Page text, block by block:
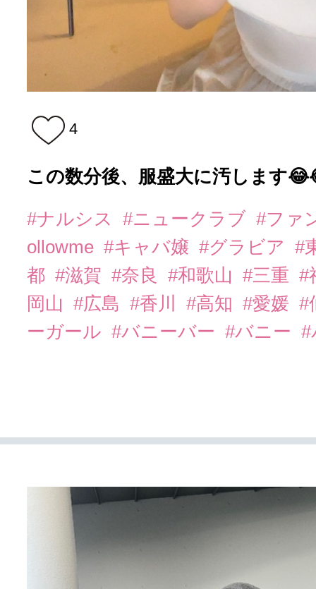
4
この数分後、服盛大に汚します
#ナルシス #ニュークラブ #ファ
ollowme #キャバ嬢 #グラビア
#
都 #滋賀 #奈良 #和歌山 #三重 #
岡山
#広島 #香川 #高知 #愛媛 #
ーガール #バニーバー #バニー #